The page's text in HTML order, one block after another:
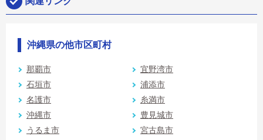
沖縄県の他市区町村
那覇市
宜野湾市
石垣市
浦添市
名護市
糸満市
沖縄市
豊見城市
うるま市
宮古島市